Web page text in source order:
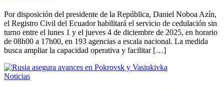
Por disposición del presidente de la República, Daniel Noboa Azín,
el Registro Civil del Ecuador habilitará el servicio de cedulación sin
turno entre el lunes 1 y el jueves 4 de diciembre de 2025, en horario
de 08h00 a 17h00, en 193 agencias a escala nacional. La medida
busca ampliar la capacidad operativa y facilitar […]
Noticias